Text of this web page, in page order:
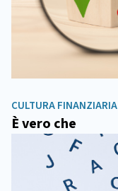
CULTURA FINANZIARIA
È vero che